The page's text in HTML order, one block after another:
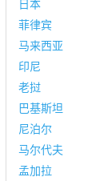
日本
菲律宾
马来西亚
印尼
老挝
巴基斯坦
尼泊尔
马尔代夫
孟加拉